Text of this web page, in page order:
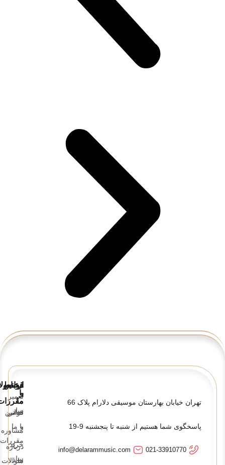
تهران خیابان بهارستان موسیقی دلارام پلاک 66
پاسخگوی شما هستیم از شنبه تا پنجشنبه 9-19
021-33910770
info@delarammusic.com
تعمیر
ساز
مشاوره
خرید
ساز
قوانین
و
قوانین
و
مقررات
سوالات
ارتباط
با
ما
تماس
با ما
درباره
ما